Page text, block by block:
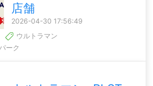
店舗
2026-04-30 17:56:49
ウルトラマン
ーク